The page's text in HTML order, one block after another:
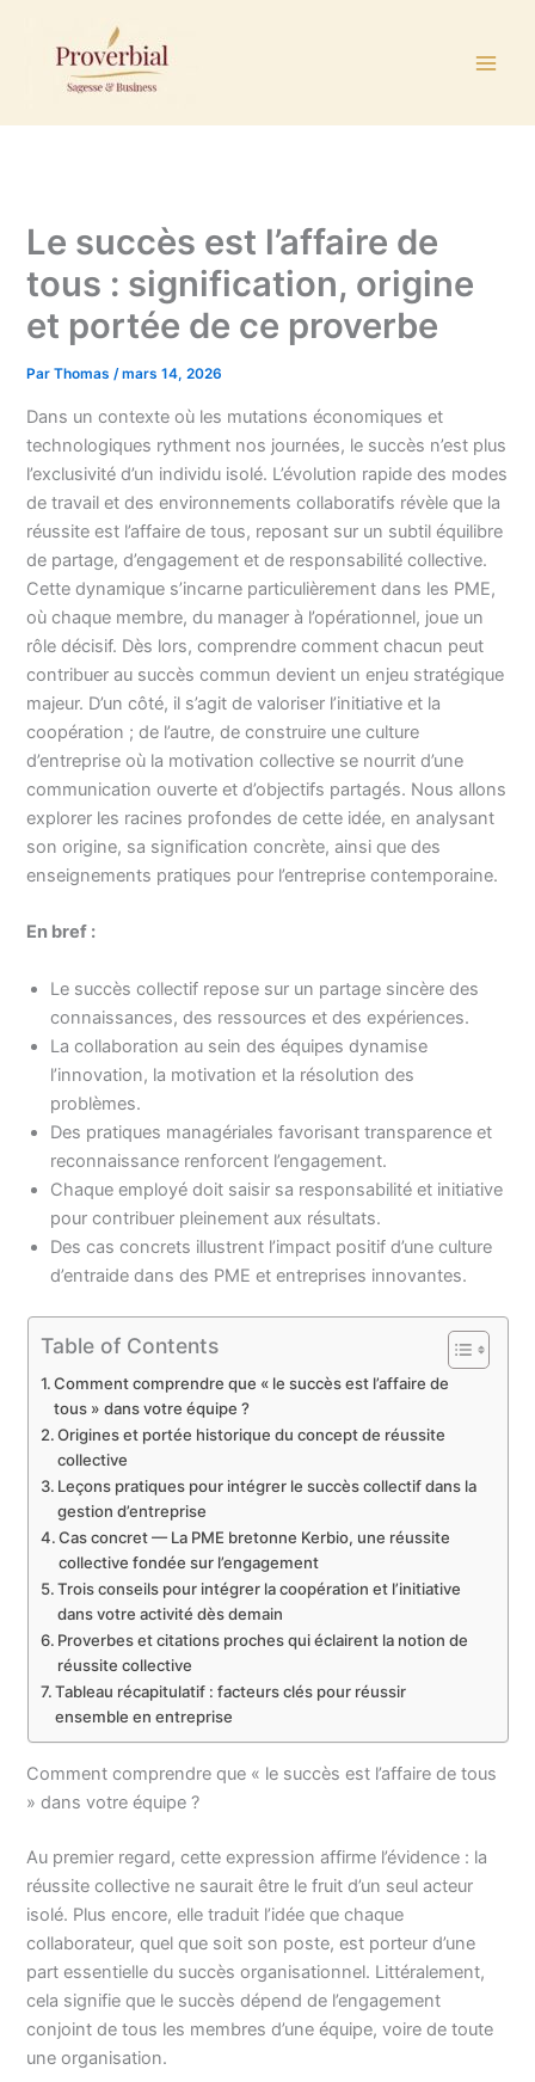
contenu
Le succès est l’affaire de
tous : signification, origine
et portée de ce proverbe
ParThomas/mars 14, 2026
Dans un contexte où les mutations économiques et
technologiques rythment nos journées, le succès n’est plus
l’exclusivité d’un individu isolé. L’évolution rapide des modes
de travail et des environnements collaboratifs révèle que la
réussite est l’affaire de tous, reposant sur un subtil équilibre
de partage, d’engagement et de responsabilité collective.
Cette dynamique s’incarne particulièrement dans les PME,
où chaque membre, du manager à l’opérationnel, joue un
rôle décisif. Dès lors, comprendre comment chacun peut
contribuer au succès commun devient un enjeu stratégique
majeur. D’un côté, il s’agit de valoriser l’initiative et la
coopération ; de l’autre, de construire une culture
d’entreprise où la motivation collective se nourrit d’une
communication ouverte et d’objectifs partagés. Nous allons
explorer les racines profondes de cette idée, en analysant
son origine, sa signification concrète, ainsi que des
enseignements pratiques pour l’entreprise contemporaine.
En bref :
Le succès collectif repose sur un partage sincère des
connaissances, des ressources et des expériences.
La collaboration au sein des équipes dynamise
l’innovation, la motivation et la résolution des
problèmes.
Des pratiques managériales favorisant transparence et
reconnaissance renforcent l’engagement.
Chaque employé doit saisir sa responsabilité et initiative
pour contribuer pleinement aux résultats.
Des cas concrets illustrent l’impact positif d’une culture
d’entraide dans des PME et entreprises innovantes.
Table of Contents
Comment comprendre que « le succès est l’affaire de
tous » dans votre équipe ?
Origines et portée historique du concept de réussite
collective
Leçons pratiques pour intégrer le succès collectif dans la
gestion d’entreprise
Cas concret — La PME bretonne Kerbio, une réussite
collective fondée sur l’engagement
Trois conseils pour intégrer la coopération et l’initiative
dans votre activité dès demain
Proverbes et citations proches qui éclairent la notion de
réussite collective
Tableau récapitulatif : facteurs clés pour réussir
ensemble en entreprise
Comment comprendre que « le succès est l’affaire de tous
» dans votre équipe ?
Au premier regard, cette expression affirme l’évidence : la
réussite collective ne saurait être le fruit d’un seul acteur
isolé. Plus encore, elle traduit l’idée que chaque
collaborateur, quel que soit son poste, est porteur d’une
part essentielle du succès organisationnel. Littéralement,
cela signifie que le succès dépend de l’engagement
conjoint de tous les membres d’une équipe, voire de toute
une organisation.